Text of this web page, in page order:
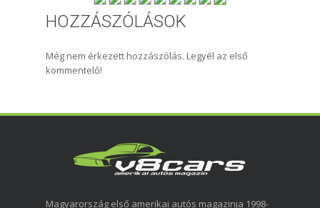
HOZZÁSZÓLÁSOK
Még nem érkezett hozzászólás. Legyél az első
kommentelő!
Magyarország első amerikai autós magazinja 1998-